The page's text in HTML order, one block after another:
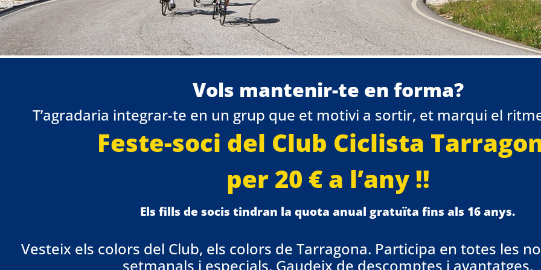
Vols mantenir-te en forma?
T’agradaria integrar-te en un grup que et motivi a sortir, et marqui el
Feste-soci del Club Ciclista
per 20 € a l’any !!
Els fills de socis tindran la quota anual gratuïta fins als 16 anys.
Vesteix els colors del Club, els colors de Tarragona. Participa en totes les
setmanals i especials, Gaudeix de descomptes i avantatges.